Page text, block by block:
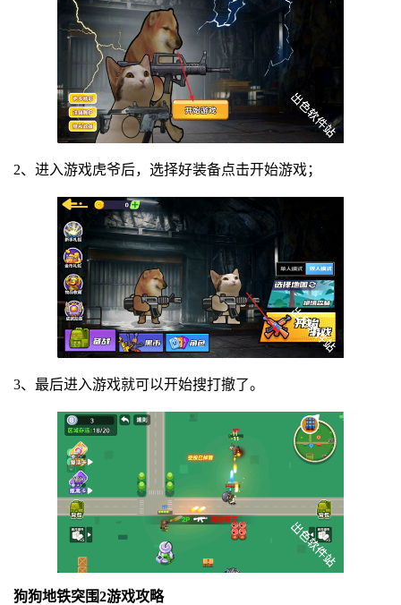
2、进入游戏虎爷后，选择好装备点击开始游戏；
3、最后进入游戏就可以开始搜打撤了。
狗狗地铁突围2游戏攻略